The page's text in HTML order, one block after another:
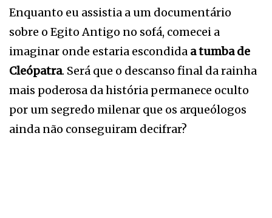
Enquanto eu assistia a um documentário
sobre o Egito Antigo no sofá, comecei a
imaginar onde estaria escondida a tumba de
Cleópatra. Será que o descanso final da rainha
mais poderosa da história permanece oculto
por um segredo milenar que os arqueólogos
ainda não conseguiram decifrar?